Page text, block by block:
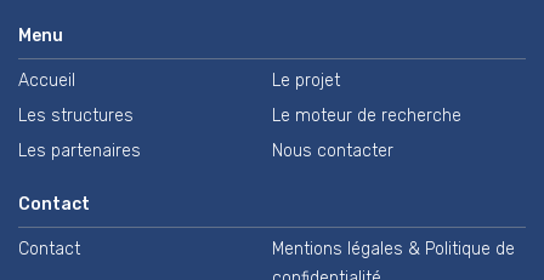
Menu
Accueil
Le projet
Les structures
Le moteur de recherche
Les partenaires
Nous contacter
Contact
Contact
Mentions légales & Politique de